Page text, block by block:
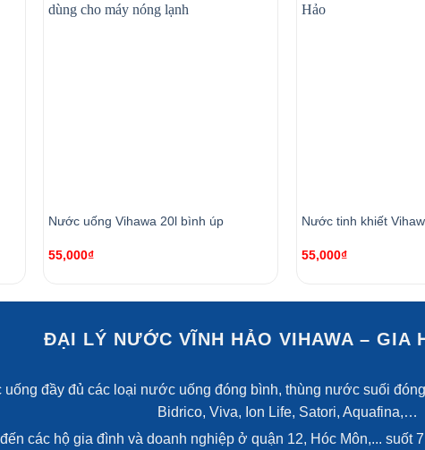
Nước uống Vihawa 20l bình úp
55,000₫
Nước tinh khiết
55,000₫
ĐẠI LÝ NƯỚC VĨNH HẢO VIHAWA – GIA
đầy đủ các loại nước uống đóng bình, thùng nước suối
Bidrico, Viva, Ion Life, Satori, Aquafina,…
các hộ gia đình và doanh nghiệp ở quận 12, Hóc Môn,... suốt